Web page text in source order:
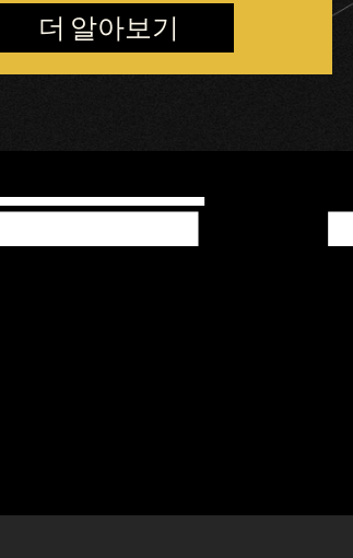
더 알아보기